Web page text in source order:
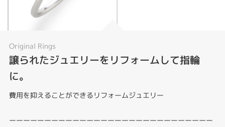
Original Rings
譲られたジュエリーをリフォームして指輪
に。
費用を抑えることができるリフォームジュエリー
ーーーーーーーーーーーーーーーーーーーーーーーーーーーーー